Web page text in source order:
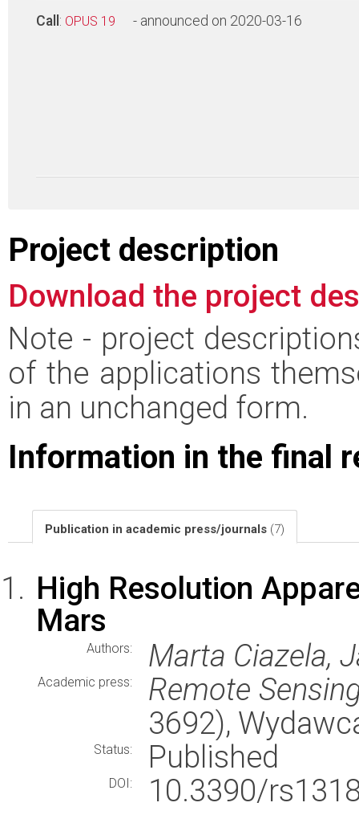
Call : OPUS 19 - announced on 2020-03-16
Project description
Download the project
Note - project
of the applications
in an unchanged form.
Information in the final
Publication in academic press/journals (7)
High Resolution
Mars
Authors: Marta Ciazela,
Academic press:
Remote
3692),
Status: Published
DOI:
10.3390/